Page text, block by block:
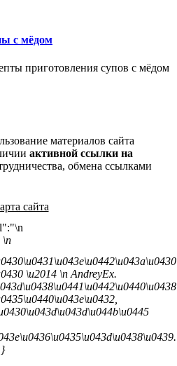
с мёдом
приготовления супов с мёдом
материалов сайта
активной ссылки на
обмена ссылками
сайта
\n
\u2014 \n AndreyEx.